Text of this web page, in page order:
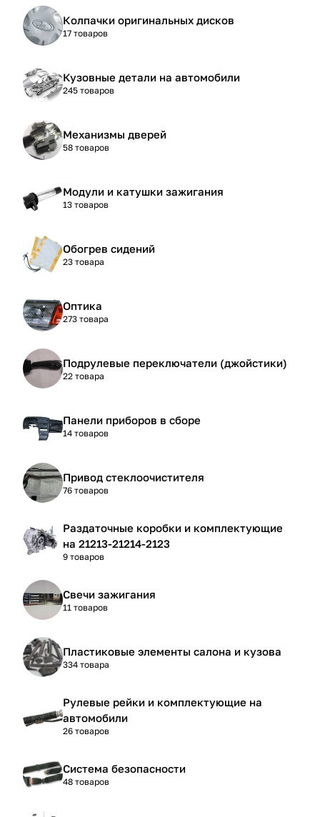
Колпачки оригинальных дисков
17 товаров
Кузовные детали на автомобили
245 товаров
Механизмы дверей
58 товаров
Модули и катушки зажигания
13 товаров
Обогрев сидений
23 товара
Оптика
273 товара
Подрулевые переключатели (джойстики)
22 товара
Панели приборов в сборе
14 товаров
Привод стеклоочистителя
76 товаров
Раздаточные коробки и комплектующие
на 21213-21214-2123
9 товаров
Свечи зажигания
11 товаров
Пластиковые элементы салона и кузова
334 товара
Рулевые рейки и комплектующие на
автомобили
26 товаров
Система безопасности
48 товаров